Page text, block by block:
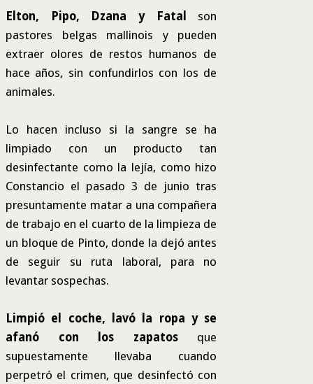
Elton, Pipo, Dzana y Fatal
son
pastores belgas mallinois y pueden
extraer olores de restos humanos de
hace años, sin confundirlos con los de
animales.
Lo hacen incluso si la sangre se ha
limpiado con un producto tan
desinfectante como la lejía, como hizo
Constancio el pasado 3 de junio tras
presuntamente matar a una compañera
de trabajo en el cuarto de la limpieza de
un bloque de Pinto, donde la dejó antes
de seguir su ruta laboral, para no
levantar sospechas.
Limpió el coche, lavó la ropa y se
afanó con los zapatosque
supuestamente llevaba cuando
perpetró el crimen, que desinfectó con